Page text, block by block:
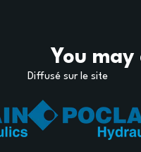
You may
Diffusé sur le site